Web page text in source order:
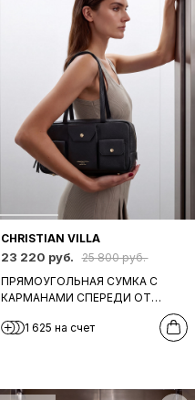
CHRISTIAN VILLA
23 220 руб.
25 800 руб.
ПРЯМОУГОЛЬНАЯ СУМКА С
КАРМАНАМИ СПЕРЕДИ ОТ
ЧЕРНОГО ЦВЕТА
1 625 на счет